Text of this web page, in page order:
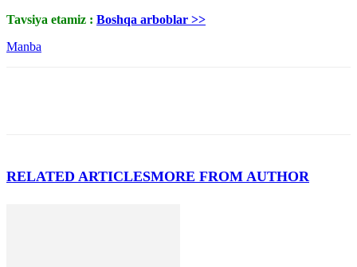
Tavsiya etamiz : Boshqa arboblar >>
Manba
RELATED ARTICLESMORE FROM AUTHOR